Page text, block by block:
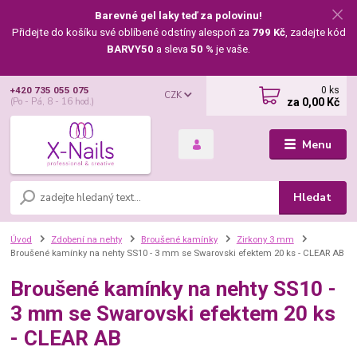
Barevné gel laky teď za polovinu!
Přidejte do košíku své oblíbené odstíny alespoň za 799 Kč, zadejte kód
BARVY50 a sleva 50 % je vaše.
Menu
CZK
Hledat
+420 735 055 075
(Po - Pá, 8 - 16 hod.)
0 ks
za 0,00 Kč
Úvod Zdobení na nehty Broušené kamínky
Zirkony 3 mm
Broušené kamínky na nehty SS10 - 3 mm se Swarovski efektem 20 ks - CLEAR AB
Broušené kamínky na nehty SS10 -
3 mm se Swarovski efektem 20 ks
- CLEAR AB